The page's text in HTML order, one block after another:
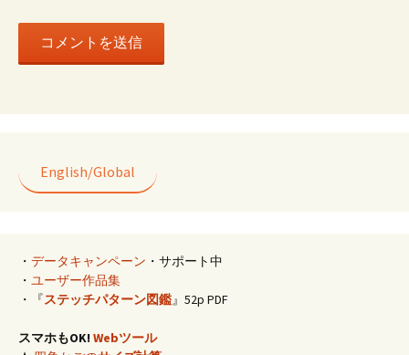
English/Global
・ データキャンペーン ・サポート中
・ ユーザー作品集
・『ステッチパターン図鑑』52p PDF
スマホもOK! Webツール